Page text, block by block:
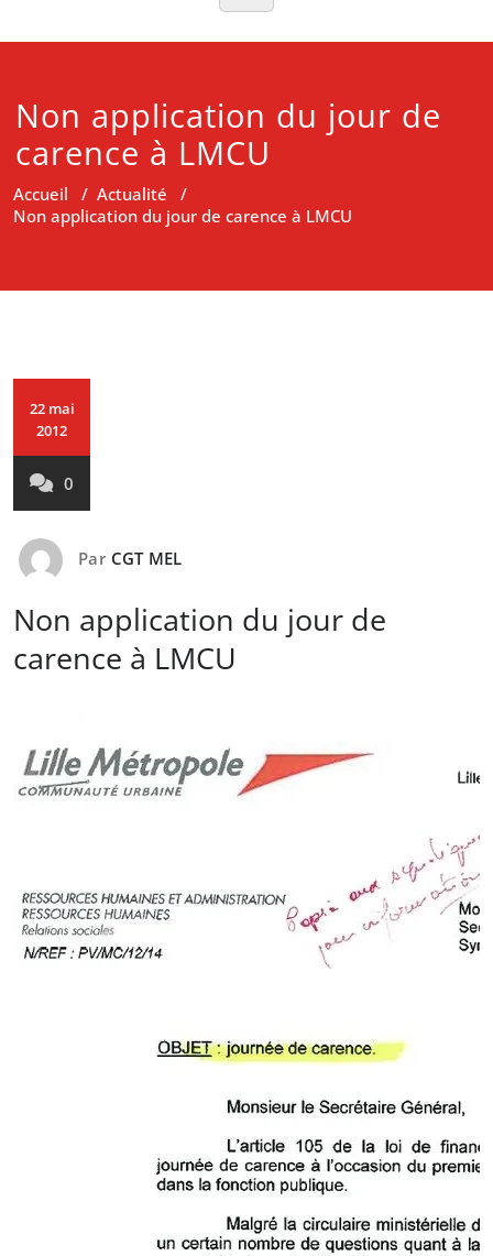
Non application du jour de
carence à LMCU
Accueil / Actualité /
Non application du jour de carence à LMCU
22 mai
2012
0
Par CGT MEL
Non application du jour de
carence à LMCU